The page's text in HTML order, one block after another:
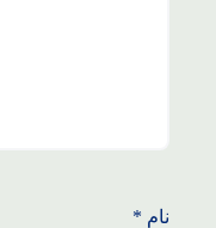
نام *